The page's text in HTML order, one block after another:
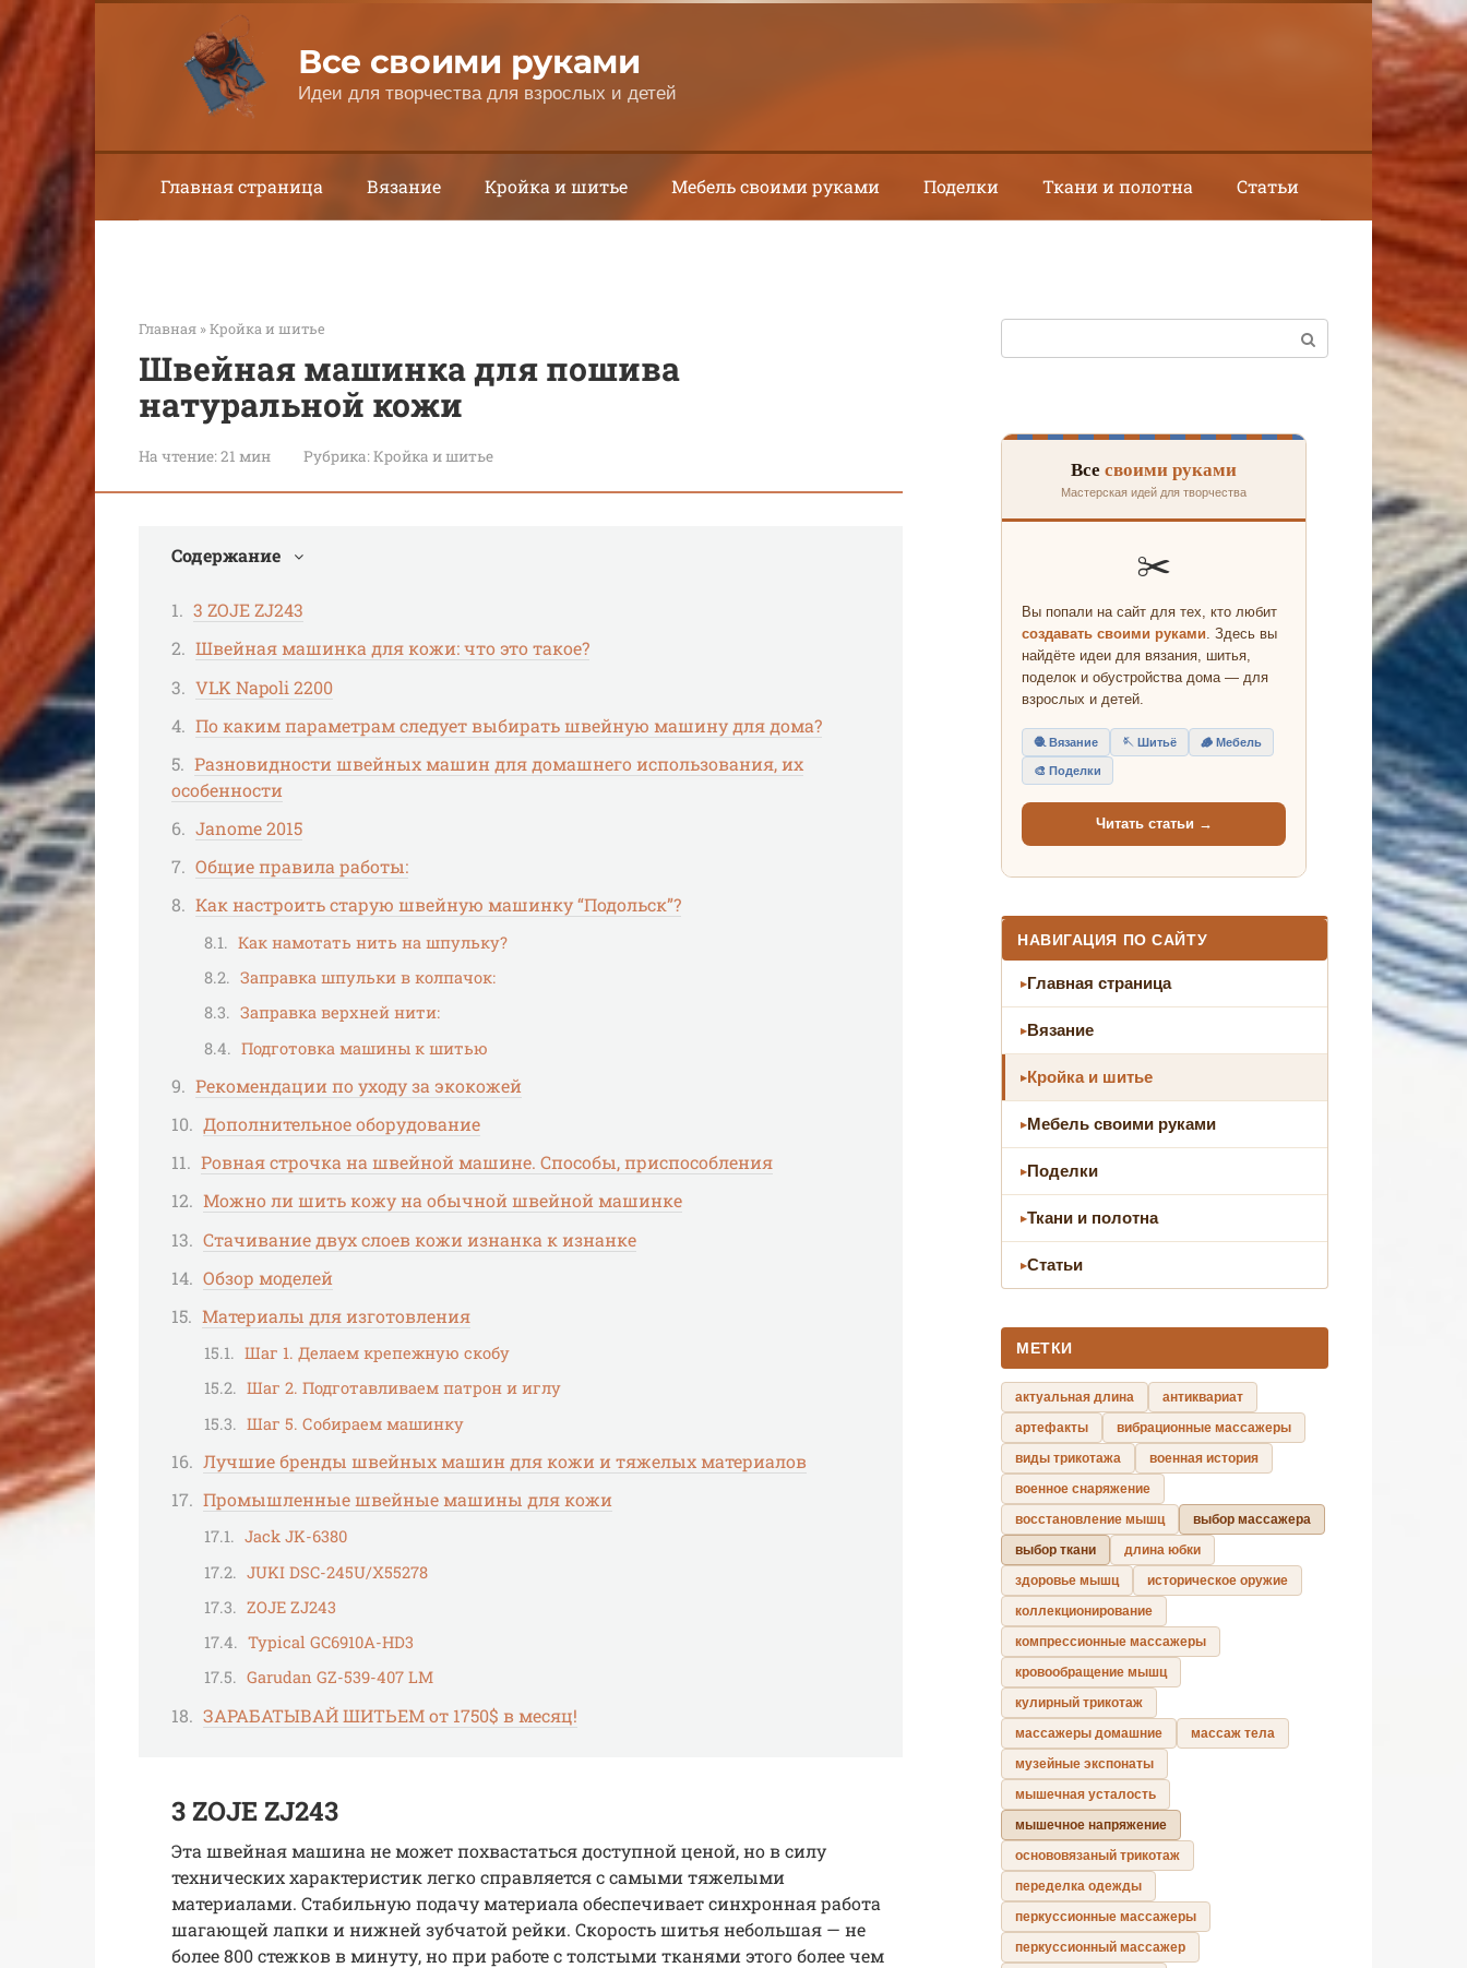
Перейти
к
контенту
Все своими руками
Идеи для творчества для взрослых и детей
Главная страница Вязание Кройка и шитье Мебель своими руками Поделки Ткани и полотна Статьи
Главная »Кройка и шитье
Швейная машинка для пошива
натуральной кожи
На чтение:21 мин Рубрика:Кройка и шитье
Содержание
3 ZOJE ZJ243
Швейная машинка для кожи: что это такое?
VLK Napoli 2200
По каким параметрам следует выбирать швейную машину для дома?
Разновидности швейных машин для домашнего использования, их
особенности
Janome 2015
Общие правила работы:
Как настроить старую швейную машинку “Подольск”?
Как намотать нить на шпульку?
Заправка шпульки в колпачок:
Заправка верхней нити:
Подготовка машины к шитью
Рекомендации по уходу за экокожей
Дополнительное оборудование
Ровная строчка на швейной машине. Способы, приспособления
Можно ли шить кожу на обычной швейной машинке
Стачивание двух слоев кожи изнанка к изнанке
Обзор моделей
Материалы для изготовления
Шаг 1. Делаем крепежную скобу
Шаг 2. Подготавливаем патрон и иглу
Шаг 5. Собираем машинку
Лучшие бренды швейных машин для кожи и тяжелых материалов
Промышленные швейные машины для кожи
Jack JK-6380
JUKI DSC-245U/X55278
ZOJE ZJ243
Typical GC6910A-НD3
Garudan GZ-539-407 LM
ЗАРАБАТЫВАЙ ШИТЬЕМ от 1750$ в месяц!
3 ZOJE ZJ243
Эта швейная машина не может похвастаться доступной ценой, но в силу
технических характеристик легко справляется с самыми тяжелыми
материалами. Стабильную подачу материала обеспечивает синхронная работа
шагающей лапки и нижней зубчатой рейки. Скорость шитья небольшая — не
более 800 стежков в минуту, но при работе с толстыми тканями этого более чем
Все своими руками
Мастерская идей для творчества
✂️
Вы попали на сайт для тех, кто любит
создавать своими руками. Здесь вы
найдёте идеи для вязания, шитья,
поделок и обустройства дома — для
взрослых и детей.
🧶 Вязание 🪡 Шитьё 🪵 Мебель
🎨 Поделки
Читать статьи →
НАВИГАЦИЯ ПО САЙТУ
Главная страница
Вязание
Кройка и шитье
Мебель своими руками
Поделки
Ткани и полотна
Статьи
МЕТКИ
актуальная длина
антиквариат
артефакты
вибрационные массажеры
виды трикотажа
военная история
военное снаряжение
восстановление мышц
выбор массажера
выбор ткани
длина юбки
здоровье мышц
историческое оружие
коллекционирование
компрессионные массажеры
кровообращение мышц
кулирный трикотаж
массажеры домашние
массаж тела
музейные экспонаты
мышечная усталость
мышечное напряжение
основовязаный трикотаж
переделка одежды
перкуссионные массажеры
перкуссионный массажер